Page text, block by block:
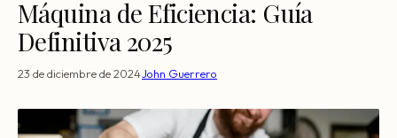
Dirección Gastronómica Outsourcing
Asesor Gastronómico
Consultor de Restaurantes
Consultoría Hostelería
Mi restaurante no es rentable
Mi restaurante pierde dinero
Reducir food cost
Reducir costes
Productos
Nosotros
Resultados
Máquina de Eficiencia: Guía
Definitiva 2025
23 de diciembre de 2024John Guerrero